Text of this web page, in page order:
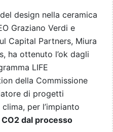
design nella ceramica
Graziano Verdi e
Capital Partners, Miura
ha ottenuto l’ok dagli
LIFE
della Commissione
di progetti
per l’impianto
dal processo